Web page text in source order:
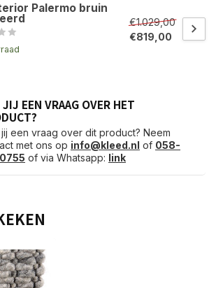
Palermo bruin
€1.029,00
€819,00
JIJ EEN VRAAG OVER HET
een vraag over dit product? Neem
met ons op info@kleed.nl of 058-
of via Whatsapp: link